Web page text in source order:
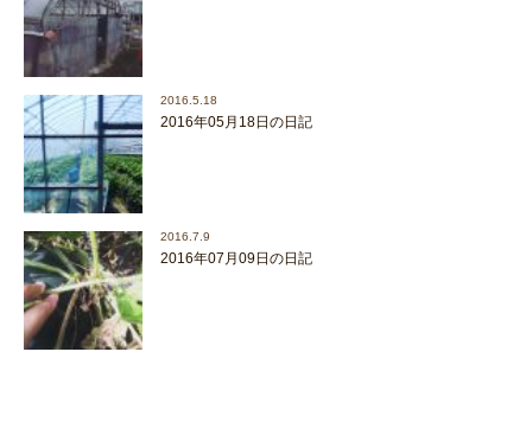
2016.5.18
2016年05月18日の日記
2016.7.9
2016年07月09日の日記